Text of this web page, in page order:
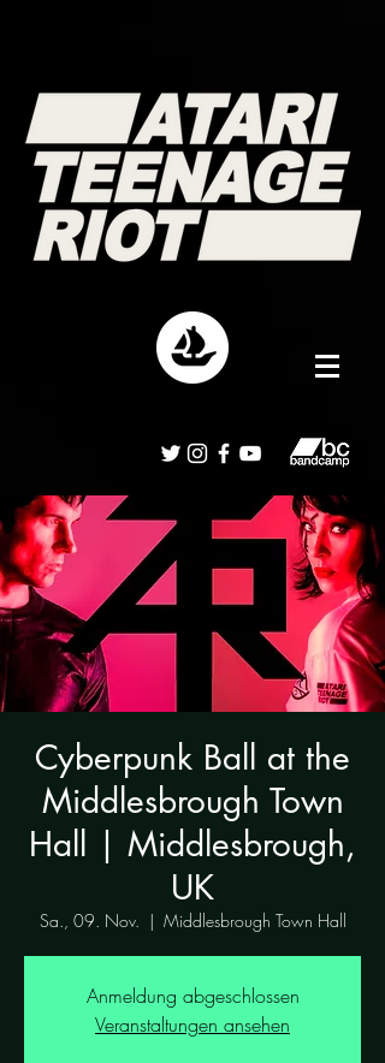
Cyberpunk Ball at the
Middlesbrough Town
Hall | Middlesbrough,
UK
Sa., 09. Nov.
  |
Middlesbrough Town Hall
Anmeldung abgeschlossen
Veranstaltungen ansehen